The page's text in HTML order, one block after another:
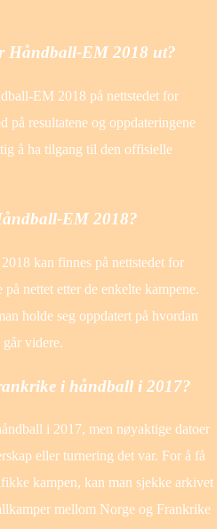
Håndball-EM 2018 ut?
EM 2018 på nettstedet for
på resultatene og oppdateringene
å ha tilgang til den offisielle
EM 2018?
kan finnes på nettstedet for
nettet etter de enkelte kampene.
holde seg oppdatert på hvordan
går videre.
i håndball i 2017?
i 2017, men nøyaktige datoer
eller turnering det var. For å få
kampen, kan man sjekke arkivet
mellom Norge og Frankrike